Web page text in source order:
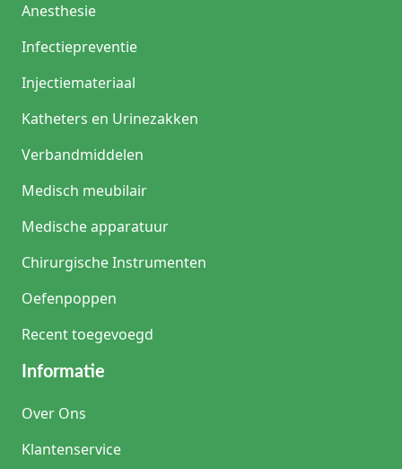
Anesthesie
Infectiepreventie
Injectiemateriaal
Katheters en Urinezakken
Verbandmiddelen
Medisch meubilair
Medische apparatuur
Chirurgische Instrumenten
Oefenpoppen
Recent toegevoegd
Informatie
Over Ons
Klantenservice